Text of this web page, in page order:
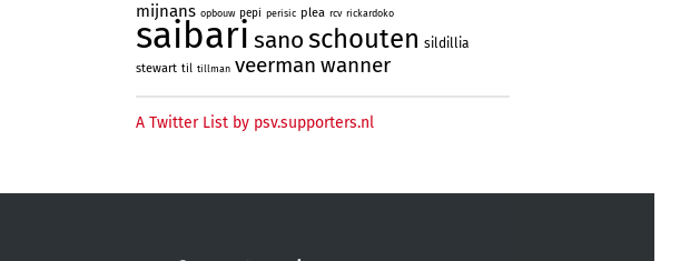
mijnans opbouw pepi perisic plea rcv rickardoko
saibari sanoschouten sildillia
stewart til tillman veerman wanner
A Twitter List by psv.supporters.nl